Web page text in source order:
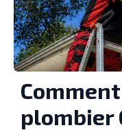
plombier